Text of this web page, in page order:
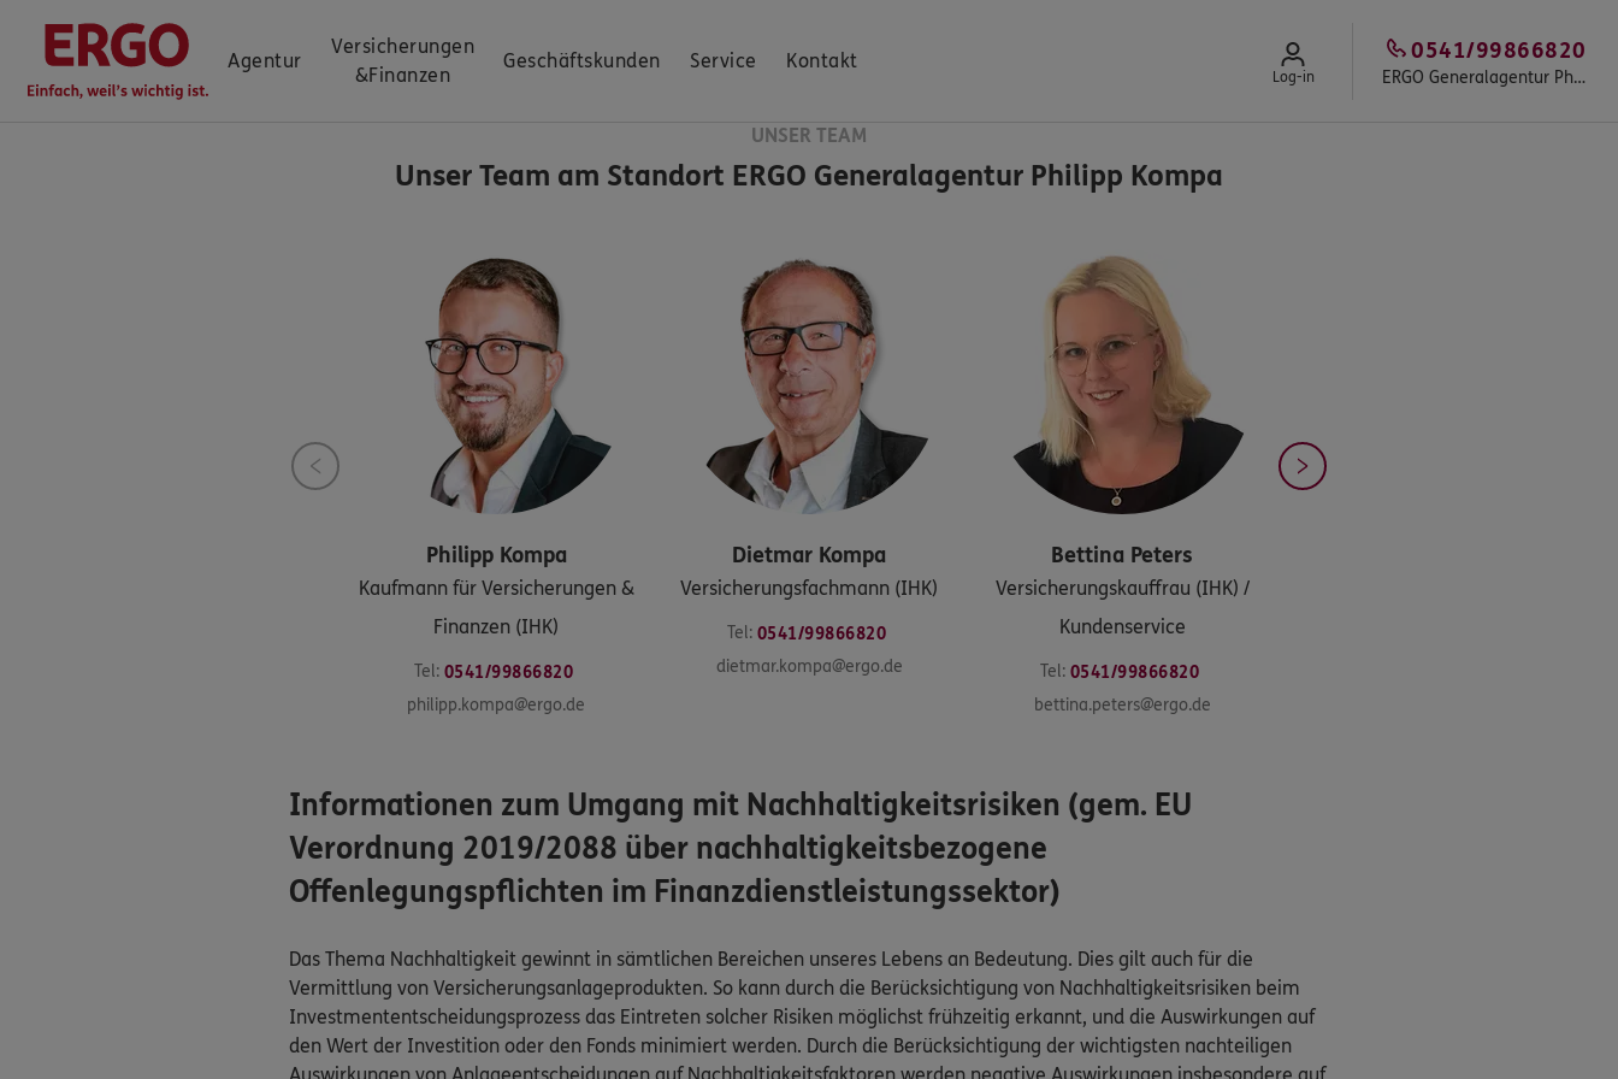
Agentur
Versicherungen
&Finanzen
Geschäftskunden Service Kontakt
Log-in ERGO Generalagentur Philipp Kompa
0541/99866820
UNSER TEAM
Unser Team am Standort ERGO Generalagentur Philipp Kompa
Philipp Kompa
Kaufmann für Versicherungen &
Finanzen (IHK)
Tel: 0541/99866820
philipp.kompa@ergo.de
Dietmar Kompa
Versicherungsfachmann (IHK)
Tel: 0541/99866820
dietmar.kompa@ergo.de
Bettina Peters
Versicherungskauffrau (IHK) /
Kundenservice
Tel: 0541/99866820
bettina.peters@ergo.de
Informationen zum Umgang mit Nachhaltigkeitsrisiken (gem. EU
Verordnung 2019/2088 über nachhaltigkeitsbezogene
Offenlegungspflichten im Finanzdienstleistungssektor)
Das Thema Nachhaltigkeit gewinnt in sämtlichen Bereichen unseres Lebens an Bedeutung. Dies gilt auch für die
Vermittlung von Versicherungsanlageprodukten. So kann durch die Berücksichtigung von Nachhaltigkeitsrisiken beim
Investmententscheidungsprozess das Eintreten solcher Risiken möglichst frühzeitig erkannt, und die Auswirkungen auf
den Wert der Investition oder den Fonds minimiert werden. Durch die Berücksichtigung der wichtigsten nachteiligen
Auswirkungen von Anlageentscheidungen auf Nachhaltigkeitsfaktoren werden negative Auswirkungen insbesondere auf